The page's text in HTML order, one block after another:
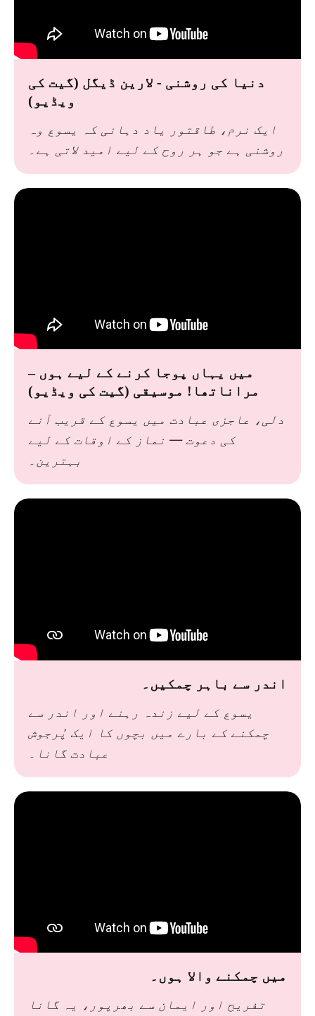
دنیا کی روشنی - لارین ڈیگل (گیت کی
ویڈیو)
ایک نرم، طاقتور یاد دہانی کہ یسوع وہ
روشنی ہے جو ہر روح کے لیے امید لاتی ہے۔
میں یہاں پوجا کرنے کے لیے ہوں –
مراناتھا! موسیقی (گیت کی ویڈیو)
دلی، عاجزی عبادت میں یسوع کے قریب آنے
کی دعوت — نماز کے اوقات کے لیے
بہترین۔
اندر سے باہر چمکیں۔
یسوع کے لیے زندہ رہنے اور اندر سے
چمکنے کے بارے میں بچوں کا ایک پُرجوش
عبادت گانا۔
میں چمکنے والا ہوں۔
تفریح اور ایمان سے بھرپور، یہ گانا